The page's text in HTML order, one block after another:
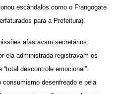
escândalos como o Frangogate
para a Prefeitura).
afastavam secretários,
ela administrada registravam os
descontrole emocional”.
consumismo desenfreado e pela